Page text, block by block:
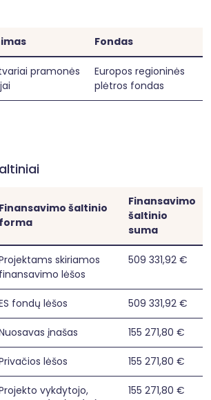
Fondas
pramonės
Europos regioninės
plėtros fondas
Finansavimo šaltinio
forma
Finansavimo
šaltinio
suma
skiriamos
finansavimo lėšos
509 331,92 €
fondų lėšos 509 331,92 €
įnašas 155 271,80 €
lėšos 155 271,80 €
vykdytojo,
155 271,80 €